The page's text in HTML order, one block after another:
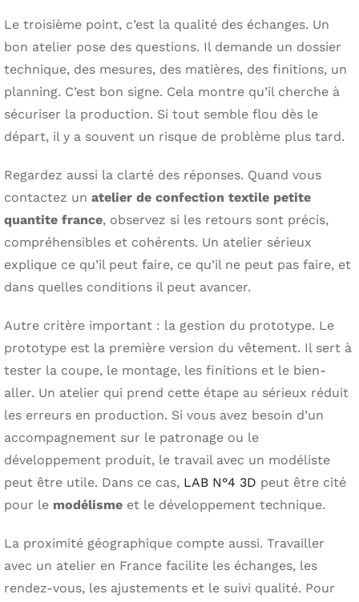
Le troisième point, c’est la qualité des échanges. Un
bon atelier pose des questions. Il demande un dossier
technique, des mesures, des matières, des finitions, un
planning. C’est bon signe. Cela montre qu’il cherche à
sécuriser la production. Si tout semble flou dès le
départ, il y a souvent un risque de problème plus tard.
Regardez aussi la clarté des réponses. Quand vous
contactez un atelier de confection textile petite
quantite france, observez si les retours sont précis,
compréhensibles et cohérents. Un atelier sérieux
explique ce qu’il peut faire, ce qu’il ne peut pas faire, et
dans quelles conditions il peut avancer.
Autre critère important : la gestion du prototype. Le
prototype est la première version du vêtement. Il sert à
tester la coupe, le montage, les finitions et le bien-
aller. Un atelier qui prend cette étape au sérieux réduit
les erreurs en production. Si vous avez besoin d’un
accompagnement sur le patronage ou le
développement produit, le travail avec un modéliste
peut être utile. Dans ce cas, LAB N°4 3D peut être cité
pour le modélisme et le développement technique.
La proximité géographique compte aussi. Travailler
avec un atelier en France facilite les échanges, les
rendez-vous, les ajustements et le suivi qualité. Pour